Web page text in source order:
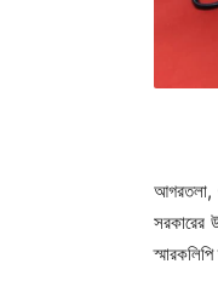
আগরতলা,
সরকারের